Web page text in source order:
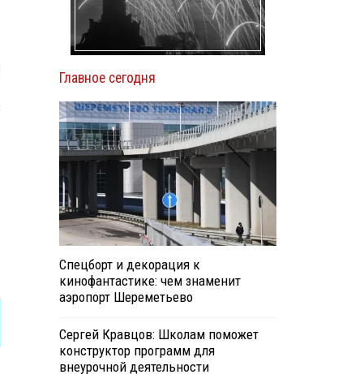
Главное сегодня
Спецборт и декорация к
кинофантастике: чем знаменит
аэропорт Шереметьево
Сергей Кравцов: Школам поможет
конструктор программ для
внеурочной деятельности